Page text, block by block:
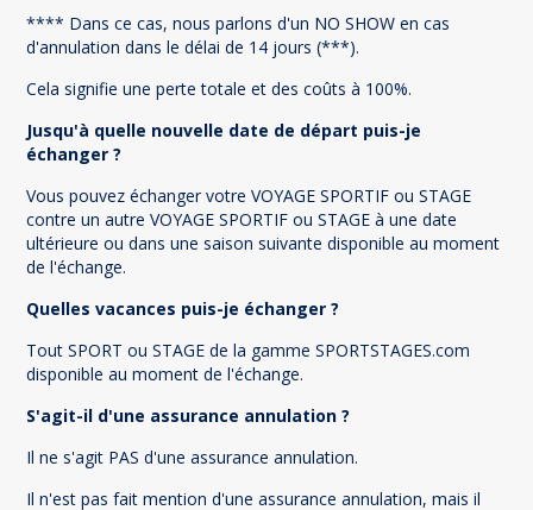
**** Dans ce cas, nous parlons d'un NO SHOW en cas
d'annulation dans le délai de 14 jours (***).
Cela signifie une perte totale et des coûts à 100%.
Jusqu'à quelle nouvelle date de départ puis-je
échanger ?
Vous pouvez échanger votre VOYAGE SPORTIF ou STAGE
contre un autre VOYAGE SPORTIF ou STAGE à une date
ultérieure ou dans une saison suivante disponible au moment
de l'échange.
Quelles vacances puis-je échanger ?
Tout SPORT ou STAGE de la gamme SPORTSTAGES.com
disponible au moment de l'échange.
S'agit-il d'une assurance annulation ?
Il ne s'agit PAS d'une assurance annulation.
Il n'est pas fait mention d'une assurance annulation, mais il